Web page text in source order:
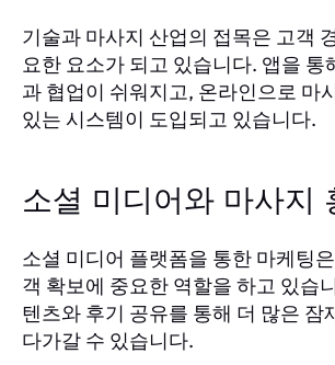
기술과 마사지 산업의 접목은 고객
요한 요소가 되고 있습니다. 앱을 통
과 협업이 쉬워지고, 온라인으로 마
있는 시스템이 도입되고 있습니다.
소셜 미디어와 마사지
소셜 미디어 플랫폼을 통한 마케팅
객 확보에 중요한 역할을 하고 있습
텐츠와 후기 공유를 통해 더 많은 잠
다가갈 수 있습니다.